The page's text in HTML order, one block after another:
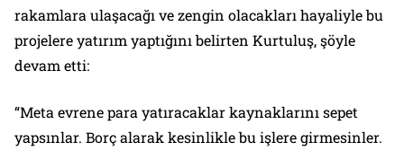
rakamlara ulaşacağı ve zengin olacakları hayaliyle bu
projelere yatırım yaptığını belirten Kurtuluş, şöyle
devam etti:
“Meta evrene para yatıracaklar kaynaklarını sepet
yapsınlar. Borç alarak kesinlikle bu işlere girmesinler.